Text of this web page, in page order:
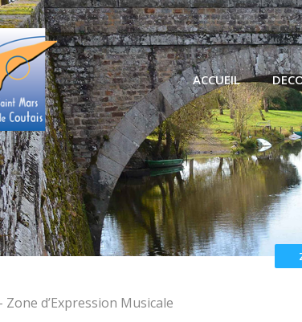
ACCUEIL
Zone d’Expression Musicale